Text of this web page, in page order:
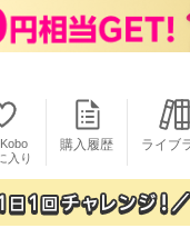
入り
購入履歴 ライブ